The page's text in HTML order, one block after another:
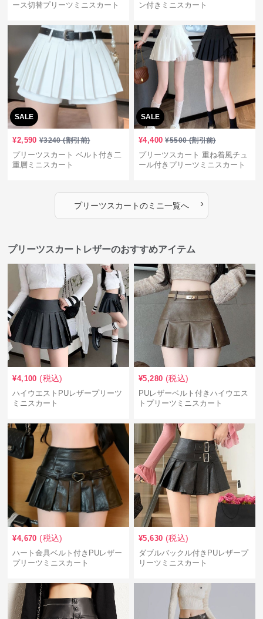
ース切替プリーツミニスカート
ン付きミニスカート
SALE
¥2,590 ¥3240(割引前)
プリーツスカート ベルト付き二
重層ミニスカート
SALE
¥4,400 ¥5500(割引前)
プリーツスカート 重ね着風チュ
ール付きプリーツミニスカート
プリーツスカートのミニ一覧へ ›
プリーツスカートレザーのおすすめアイテム
¥4,100 (税込)
ハイウエストPUレザープリーツ
ミニスカート
¥5,280 (税込)
PUレザーベルト付きハイウエス
トプリーツミニスカート
¥4,670 (税込)
ハート金具ベルト付きPUレザー
プリーツミニスカート
¥5,630 (税込)
ダブルバックル付きPUレザープ
リーツミニスカート